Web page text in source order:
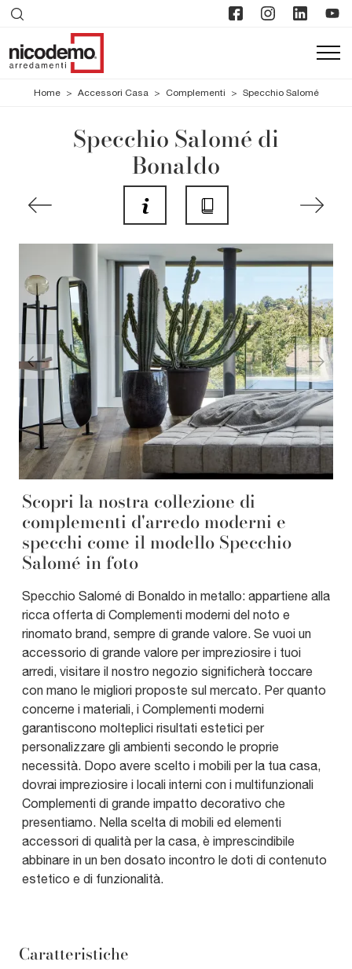
Home > Accessori Casa > Complementi > Specchio Salomé
Specchio Salomé di
Bonaldo
Scopri la nostra collezione di
complementi d'arredo moderni e
specchi come il modello Specchio
Salomé in foto
Specchio Salomé di Bonaldo in metallo: appartiene alla
ricca offerta di Complementi moderni del noto e
rinomato brand, sempre di grande valore. Se vuoi un
accessorio di grande valore per impreziosire i tuoi
arredi, visitare il nostro negozio significherà toccare
con mano le migliori proposte sul mercato. Per quanto
concerne i materiali, i Complementi moderni
garantiscono molteplici risultati estetici per
personalizzare gli ambienti secondo le proprie
necessità. Dopo avere scelto i mobili per la tua casa,
dovrai impreziosire i locali interni con i multifunzionali
Complementi di grande impatto decorativo che
presentiamo. Nella scelta di mobili ed elementi
accessori di qualità per la casa, è imprescindibile
abbinare in un ben dosato incontro le doti di contenuto
estetico e di funzionalità.
Caratteristiche